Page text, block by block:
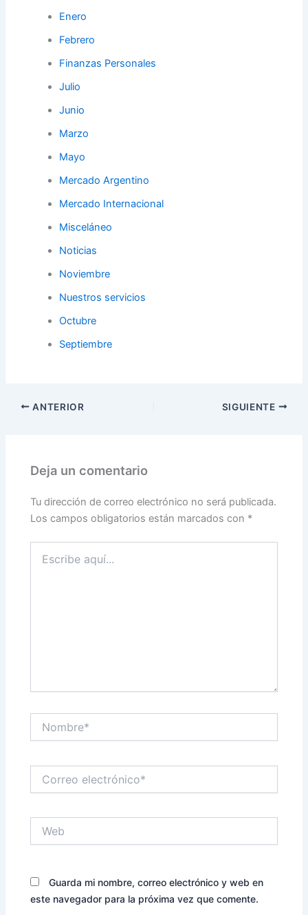
Enero
Febrero
Finanzas Personales
Julio
Junio
Marzo
Mayo
Mercado Argentino
Mercado Internacional
Misceláneo
Noticias
Noviembre
Nuestros servicios
Octubre
Septiembre
ANTERIOR SIGUIENTE
Deja un comentario
Tu dirección de correo electrónico no será publicada.
Los campos obligatorios están marcados con *
aquí...
electrónico*
Guarda mi nombre, correo electrónico y web en
este navegador para la próxima vez que comente.